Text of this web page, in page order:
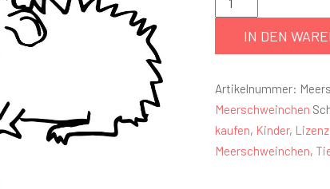
IN DEN
Artikelnummer:
Meerschweinchen
kaufen, Kinder, Lizenz
Meerschweinchen,